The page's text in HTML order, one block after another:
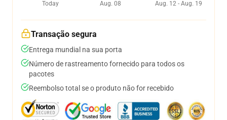
Today
Aug. 08
Aug. 12 - Aug. 19
Transação segura
Entrega mundial na sua porta
Número de rastreamento fornecido para todos os
pacotes
Reembolso total se o produto não for recebido